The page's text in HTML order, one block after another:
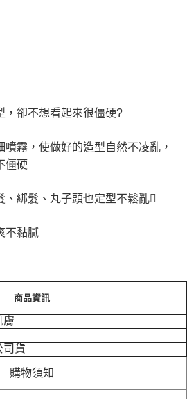
，卻不想看起來很僵硬?
霧，使做好的造型自然不凌亂，
僵硬
綁髮、丸子頭也定型不鬆亂
不黏膩
商品資訊
膚
司貨
購物須知